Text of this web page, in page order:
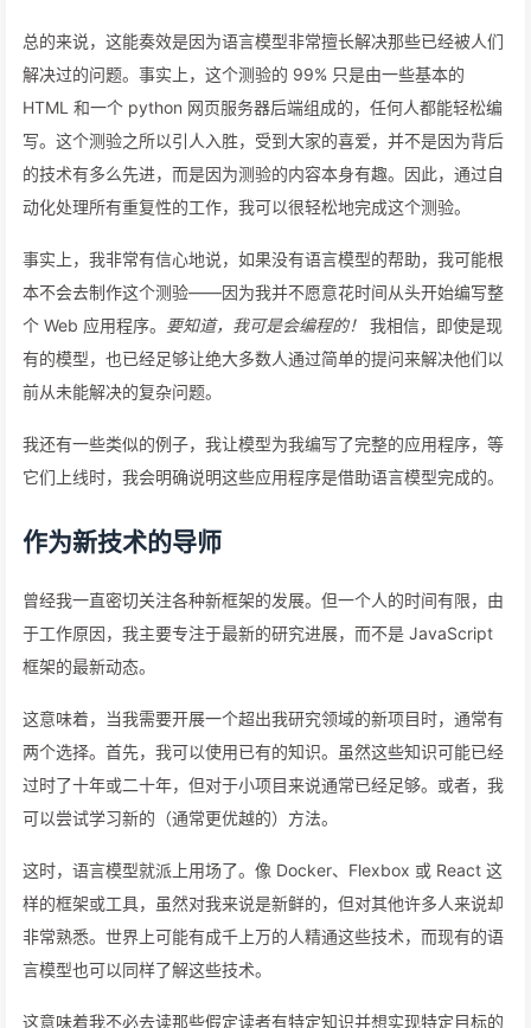
总的来说，这能奏效是因为语言模型非常擅长解决那些已经被人们
解决过的问题。事实上，这个测验的 99% 只是由一些基本的
HTML 和一个 python 网页服务器后端组成的，任何人都能轻松编
写。这个测验之所以引人入胜，受到大家的喜爱，并不是因为背后
的技术有多么先进，而是因为测验的内容本身有趣。因此，通过自
动化处理所有重复性的工作，我可以很轻松地完成这个测验。
事实上，我非常有信心地说，如果没有语言模型的帮助，我可能根
本不会去制作这个测验——因为我并不愿意花时间从头开始编写整
个 Web 应用程序。 要知道，我可是会编程的！
我相信，即使是现
有的模型，也已经足够让绝大多数人通过简单的提问来解决他们以
前从未能解决的复杂问题。
我还有一些类似的例子，我让模型为我编写了完整的应用程序，等
它们上线时，我会明确说明这些应用程序是借助语言模型完成的。
作为新技术的导师
曾经我一直密切关注各种新框架的发展。但一个人的时间有限，由
于工作原因，我主要专注于最新的研究进展，而不是 JavaScript
框架的最新动态。
这意味着，当我需要开展一个超出我研究领域的新项目时，通常有
两个选择。首先，我可以使用已有的知识。虽然这些知识可能已经
过时了十年或二十年，但对于小项目来说通常已经足够。或者，我
可以尝试学习新的（通常更优越的）方法。
这时，语言模型就派上用场了。像 Docker、Flexbox 或 React 这
样的框架或工具，虽然对我来说是新鲜的，但对其他许多人来说却
非常熟悉。世界上可能有成千上万的人精通这些技术，而现有的语
言模型也可以同样了解这些技术。
这意味着我不必去读那些假定读者有特定知识并想实现特定目标的